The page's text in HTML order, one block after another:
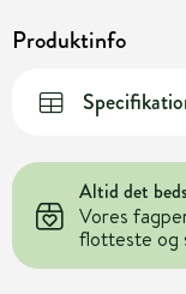
Produktinfo
Altid det
Vores
flotteste og